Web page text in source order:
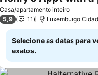
Casa/apartamento inteiro
Ver preços
5,9 11 Luxemburgo
Selecione as datas para
exatos.